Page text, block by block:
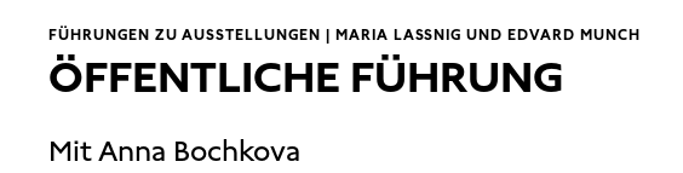
FÜHRUNGEN ZU AUSSTELLUNGEN | MARIA LASSNIG UND EDVARD MUNCH
ÖFFENTLICHE FÜHRUNG
Mit Anna Bochkova